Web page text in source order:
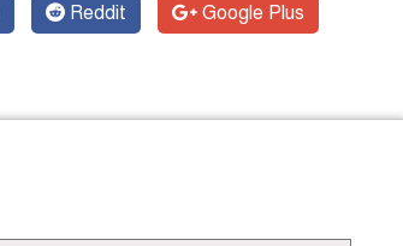
Reddit Google Plus